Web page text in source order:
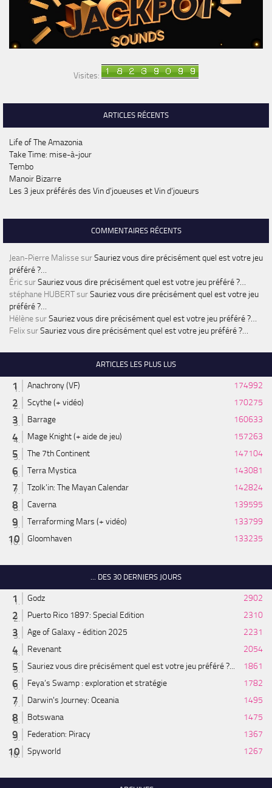
Visites:
ARTICLES RÉCENTS
Life of The Amazonia
Take Time: mise-à-jour
Tembo
Manoir Bizarre
Les 3 jeux préférés des Vin d’joueuses et Vin d’joueurs
COMMENTAIRES RÉCENTS
Jean-Pierre MalissesurSauriez vous dire précisément quel est votre jeu
préféré ?…
ÉricsurSauriez vous dire précisément quel est votre jeu préféré ?…
stéphane HUBERTsurSauriez vous dire précisément quel est votre jeu
préféré ?…
HélènesurSauriez vous dire précisément quel est votre jeu préféré ?…
FelixsurSauriez vous dire précisément quel est votre jeu préféré ?…
ARTICLES LES PLUS LUS
Anachrony (VF)
174992
Scythe (+ vidéo)
170275
Barrage
160633
Mage Knight (+ aide de jeu)
157263
The 7th Continent
147104
Terra Mystica
143081
Tzolk'in: The Mayan Calendar
142824
Caverna
139595
Terraforming Mars (+ vidéo)
133799
Gloomhaven
133235
... DES 30 DERNIERS JOURS
Godz
2902
Puerto Rico 1897: Special Edition
2310
Age of Galaxy - édition 2025
2231
Revenant
2054
Sauriez vous dire précisément quel est votre jeu préféré ?...
1861
Feya’s Swamp : exploration et stratégie
1782
Darwin's Journey: Oceania
1495
Botswana
1475
Federation: Piracy
1367
Spyworld
1267